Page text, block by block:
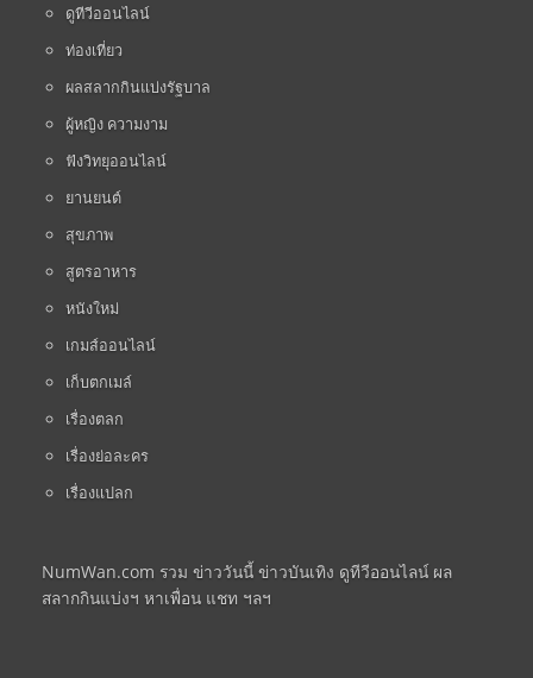
ดูทีวีออนไลน์
ท่องเที่ยว
ผลสลากกินแบ่งรัฐบาล
ผู้หญิง ความงาม
ฟังวิทยุออนไลน์
ยานยนต์
สุขภาพ
สูตรอาหาร
หนังใหม่
เกมส์ออนไลน์
เก็บตกเมล์
เรื่องตลก
เรื่องย่อละคร
เรื่องแปลก
NumWan.com รวม ข่าววันนี้ ข่าวบันเทิง ดูทีวีออนไลน์ ผล
สลากกินแบ่งฯ หาเพื่อน แชท ฯลฯ